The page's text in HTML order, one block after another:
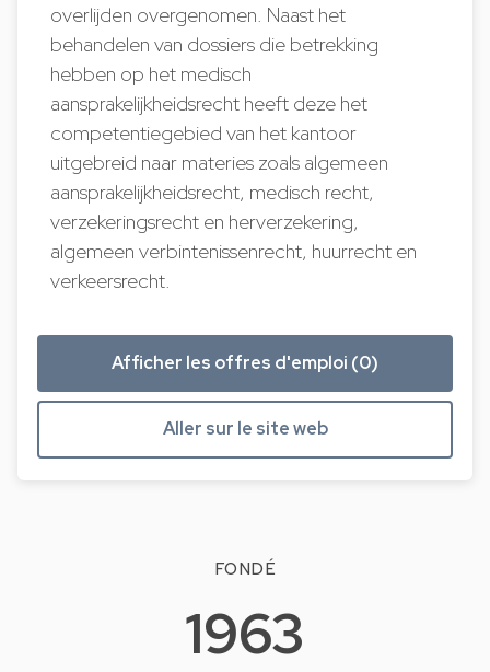
overlijden overgenomen. Naast het
behandelen van dossiers die betrekking
hebben op het medisch
aansprakelijkheidsrecht heeft deze het
competentiegebied van het kantoor
uitgebreid naar materies zoals algemeen
aansprakelijkheidsrecht, medisch recht,
verzekeringsrecht en herverzekering,
algemeen verbintenissenrecht, huurrecht en
verkeersrecht.
Afficher les offres d'emploi (0)
Aller sur le site web
FONDÉ
1963